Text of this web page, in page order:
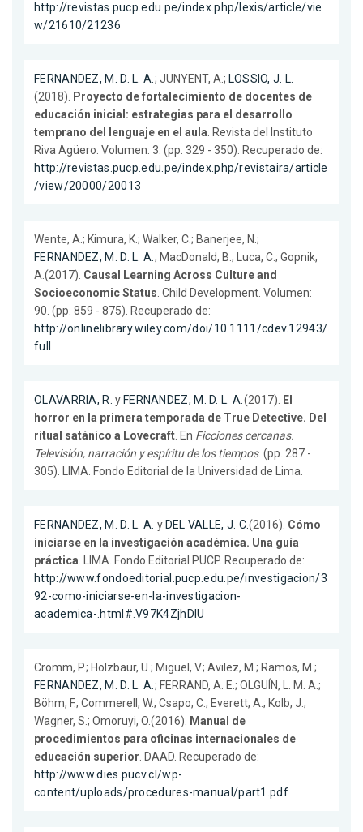
http://revistas.pucp.edu.pe/index.php/lexis/article/vie
w/21610/21236
FERNANDEZ, M. D. L. A.; JUNYENT, A.; LOSSIO, J. L.
(2018). Proyecto de fortalecimiento de docentes de
educación inicial: estrategias para el desarrollo
temprano del lenguaje en el aula. Revista del Instituto
Riva Agüero. Volumen: 3. (pp. 329 - 350). Recuperado de:
http://revistas.pucp.edu.pe/index.php/revistaira/article
/view/20000/20013
Wente, A.; Kimura, K.; Walker, C.; Banerjee, N.;
FERNANDEZ, M. D. L. A.; MacDonald, B.; Luca, C.; Gopnik,
A.(2017). Causal Learning Across Culture and
Socioeconomic Status. Child Development. Volumen:
90. (pp. 859 - 875). Recuperado de:
http://onlinelibrary.wiley.com/doi/10.1111/cdev.12943/
full
OLAVARRIA, R. y FERNANDEZ, M. D. L. A.(2017). El
horror en la primera temporada de True Detective. Del
ritual satánico a Lovecraft. En Ficciones cercanas.
Televisión, narración y espíritu de los tiempos. (pp. 287 -
305). LIMA. Fondo Editorial de la Universidad de Lima.
FERNANDEZ, M. D. L. A. y DEL VALLE, J. C.(2016). Cómo
iniciarse en la investigación académica. Una guía
práctica. LIMA. Fondo Editorial PUCP. Recuperado de:
http://www.fondoeditorial.pucp.edu.pe/investigacion/3
92-como-iniciarse-en-la-investigacion-
academica-.html#.V97K4ZjhDIU
Cromm, P.; Holzbaur, U.; Miguel, V.; Avilez, M.; Ramos, M.;
FERNANDEZ, M. D. L. A.; FERRAND, A. E.; OLGUÍN, L. M. A.;
Böhm, F.; Commerell, W.; Csapo, C.; Everett, A.; Kolb, J.;
Wagner, S.; Omoruyi, O.(2016). Manual de
procedimientos para oficinas internacionales de
educación superior. DAAD. Recuperado de:
http://www.dies.pucv.cl/wp-
content/uploads/procedures-manual/part1.pdf